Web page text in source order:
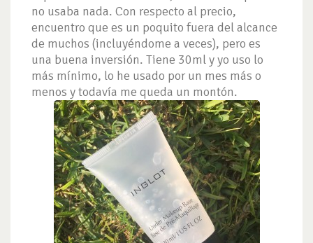
no usaba nada. Con respecto al precio,
encuentro que es un poquito fuera del alcance
de muchos (incluyéndome a veces), pero es
una buena inversión. Tiene 30ml y yo uso lo
más mínimo, lo he usado por un mes más o
menos y todavía me queda un montón.